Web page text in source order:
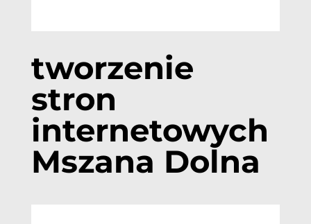
tworzenie
stron
internetowych
Mszana Dolna